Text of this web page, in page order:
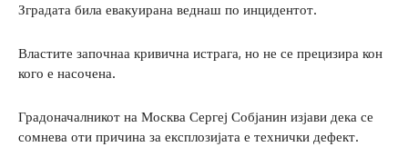
Зградата била евакуирана веднаш по инцидентот.
Властите започнаа кривична истрага, но не се прецизира кон
кого е насочена.
Градоначалникот на Москва Сергеј Собјанин изјави дека се
сомнева оти причина за експлозијата е технички дефект.